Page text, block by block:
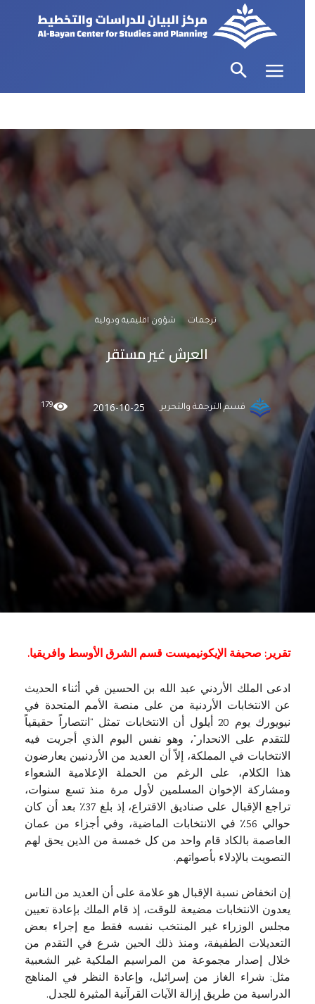
ترجمات شؤون اقليمية ودولية
العرش غير مستقر
قسم الترجمة والتحرير 2016-10-25
179
تقرير: صحيفة الإيكونيميست قسم الشرق الأوسط وافريقيا.
ادعى الملك الأردني عبد الله بن الحسين في أثناء الحديث
عن الانتخابات الأردنية من على منصة الأمم المتحدة في
نيويورك يوم 20 أيلول أن الانتخابات تمثل “انتصاراً حقيقياً
للتقدم على الانحدار”، وهو نفس اليوم الذي أجريت فيه
الانتخابات في المملكة، إلاّ أن العديد من الأردنيين يعارضون
هذا الكلام، على الرغم من الحملة الإعلامية الشعواء
ومشاركة الإخوان المسلمين لأول مرة منذ تسع سنوات،
تراجع الإقبال على صناديق الاقتراع، إذ بلغ 37٪ بعد أن كان
حوالي 56٪ في الانتخابات الماضية، وفي أجزاء من عمان
العاصمة بالكاد قام واحد من كل خمسة من الذين يحق لهم
التصويت بالإدلاء بأصواتهم.
إن انخفاض نسبة الإقبال هو علامة على أن العديد من الناس
يعدون الانتخابات مضيعة للوقت، إذ قام الملك بإعادة تعيين
مجلس الوزراء غير المنتخب نفسه فقط مع إجراء بعض
التعديلات الطفيفة، ومنذ ذلك الحين شرع في التقدم من
خلال إصدار مجموعة من المراسيم الملكية غير الشعبية
مثل: شراء الغاز من إسرائيل، وإعادة النظر في المناهج
الدراسية من طريق إزالة الآيات القرآنية المثيرة للجدل.